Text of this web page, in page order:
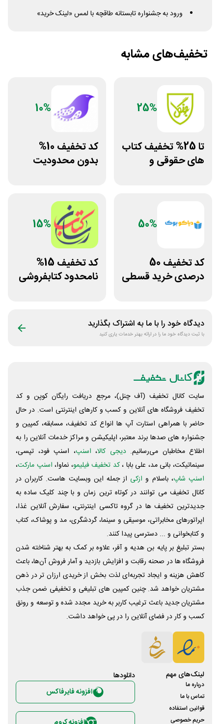
ورود به جشنواره تابستانه طاقچه با لمس «لینک خرید»
تخفیف‌های مشابه
25%
تا 25% تخفیف کتاب
های حقوقی و
10%
کد تخفیف 10%
بدون محدودیت
50%
کد تخفیف 50
درصدی خرید قسطی
15%
کد تخفیف 15%
نامحدود کتابفروشی
دیدگاه خود را با ما به اشتراک بگذارید
با ثبت دیدگاه خود ما را در ارائه بهتر خدمات یاری کنید
سایت کانال تخفیف (آف چنل)، مرجع دریافت رایگان کوپن و کد
تخفیف فروشگاه های آنلاین و کسب و‌ کارهای اینترنتی است. در حال
حاضر با همراهی استارت آپ ها انواع کد تخفیف، مسابقه، کمپین و
جشنواره های صدها برند معتبر، اپلیکیشن و مراکز خدمات آنلاین را به
اطلاع مخاطبان می‌رسانیم. دیجی کالا، اسنپ، اسنپ فود، تپسی،
سینماتیکت، بانی مد، علی‌ بابا ،کد تخفیف فیلیمو، نماوا، اسنپ مارکت،
اسنپ شاپ، باسلام و ازکی از جمله این وبسایت ‌هاست. کاربران در
کانال تخفیف می توانند در کوتاه ترین زمان و با چند کلیک ساده به
جدیدترین تخفیف ها در گروه تاکسی اینترنتی، سفارش آنلاین غذا،
اپراتورهای مخابراتی، موسیقی و سینما، گردشگری، مد و پوشاک، کتاب
و کتابخوانی و ... دسترسی پیدا کنند.
بستر تبلیغ بر پایه بن هدیه و آفر، علاوه بر کمک به بهتر شناخته شدن
فروشگاه ها در صحنه رقابت و افزایش بازدید و آمار فروش آن‌ها، باعث
کاهش هزینه و ایجاد تجربه‌ای لذت بخش از خریدی ارزان تر در ذهن
مشتریان خواهد شد. چنین کمپین های تبلیغی و تخفیفی ضمن جذب
مشتریان جدید باعث ترغیب کاربر به خرید مجدد شده و توسعه و رونق
کسب و کار در فضای آنلاین را در پی خواهد داشت.
لینک‌های مهم
درباره ما
تماس با ما
قوانین استفاده
حریم خصوصی
دانلود‌ها
افزونه فایرفاکس